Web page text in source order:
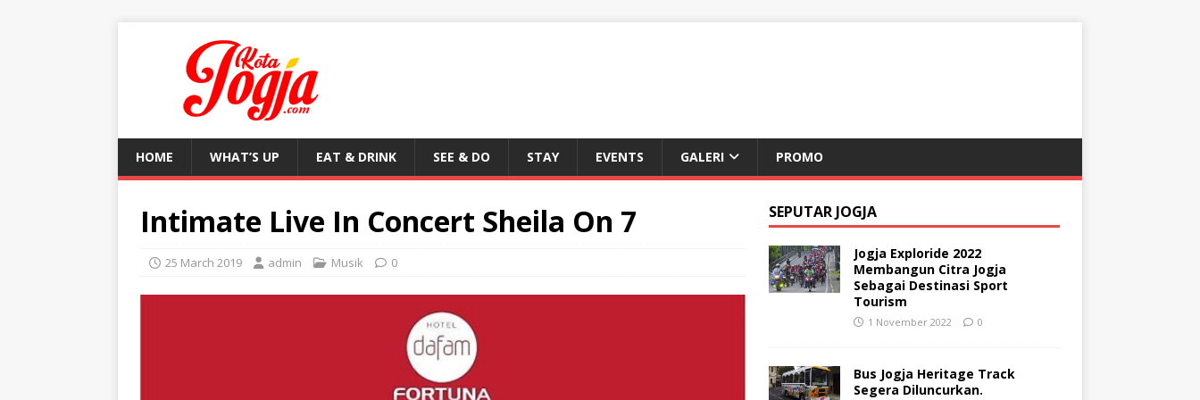
HOME WHAT’S UP EAT & DRINK SEE & DO STAY EVENTS GALERI PROMO
Intimate Live In Concert Sheila On 7
25 March 2019 admin Musik 0
SEPUTAR JOGJA
Jogja Exploride 2022
Membangun Citra Jogja
Sebagai Destinasi Sport
Tourism
1 November 2022 0
Bus Jogja Heritage Track
Segera Diluncurkan.